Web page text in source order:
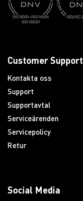
Customer Support
Kontakta oss
Support
Supportavtal
Serviceärenden
Servicepolicy
Retur
Social Media